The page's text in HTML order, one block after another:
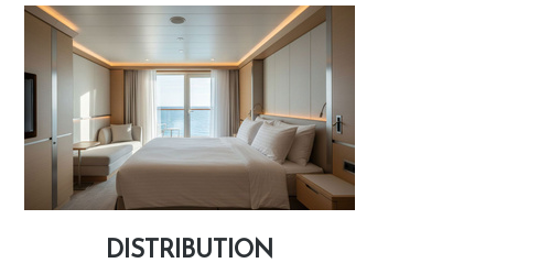
DISTRIBUTION